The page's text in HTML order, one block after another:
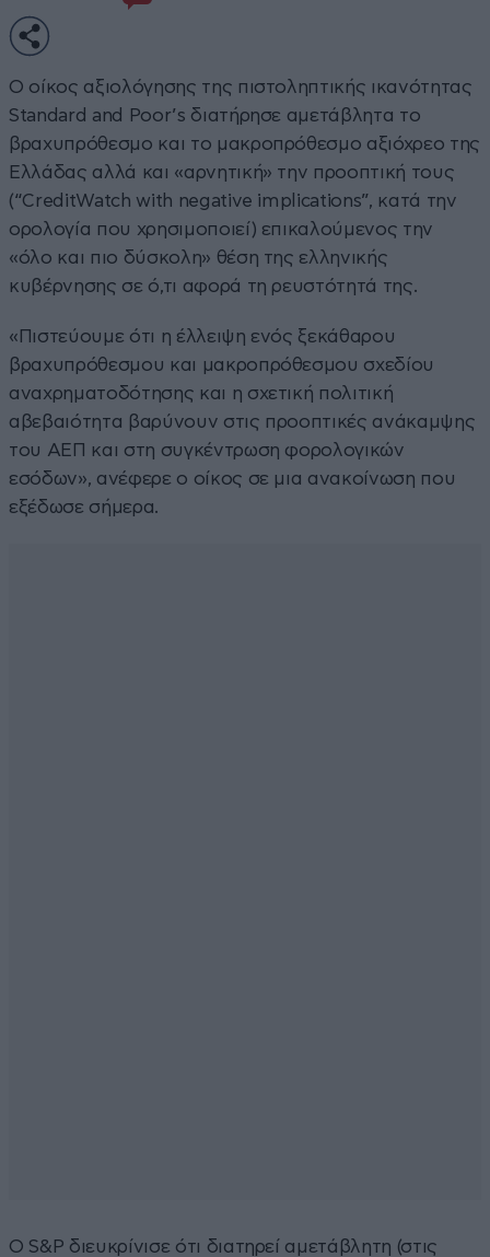
Ο οίκος αξιολόγησης της πιστοληπτικής ικανότητας
Standard and Poor’s διατήρησε αμετάβλητα το
βραχυπρόθεσμο και το μακροπρόθεσμο αξιόχρεο της
Ελλάδας αλλά και «αρνητική» την προοπτική τους
(“CreditWatch with negative implications”, κατά την
ορολογία που χρησιμοποιεί) επικαλούμενος την
«όλο και πιο δύσκολη» θέση της ελληνικής
κυβέρνησης σε ό,τι αφορά τη ρευστότητά της.
«Πιστεύουμε ότι η έλλειψη ενός ξεκάθαρου
βραχυπρόθεσμου και μακροπρόθεσμου σχεδίου
αναχρηματοδότησης και η σχετική πολιτική
αβεβαιότητα βαρύνουν στις προοπτικές ανάκαμψης
του ΑΕΠ και στη συγκέντρωση φορολογικών
εσόδων», ανέφερε ο οίκος σε μια ανακοίνωση που
εξέδωσε σήμερα.
Ο S&P διευκρίνισε ότι διατηρεί αμετάβλητη (στις